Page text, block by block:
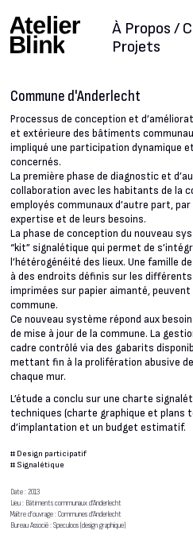
Projets
À Propos /
Commune d'Anderlecht
Processus de conception et
et extérieure des bâtiments
impliqué une participation dynamique
concernés.
La première phase de diagnostic et
collaboration avec les habitants de la
employés communaux d’autre part,
expertise et de leurs besoins.
La phase de conception du nouveau
“kit” signalétique qui permet de
l’hétérogénéité des lieux. Une famille
à des endroits définis sur les
imprimées sur papier aimanté,
commune.
Ce nouveau système répond aux
de mise à jour de la commune. La
cadre contrôlé via des gabarits
mettant fin à la prolifération abusive
chaque mur.
L’étude a conclu sur une charte
techniques (charte graphique et plans
d’implantation et un budget estimatif.
# Design participatif
# Signalétique
Date : 2013
Lieu : Bâtiments communaux d’Anderlecht
Maître d’ouvrage : Communes d’Anderlecht
Bureau Associé : Speculoos (design graphique)